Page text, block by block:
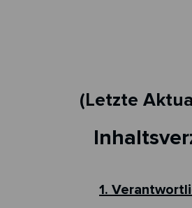
(Letzte
1.